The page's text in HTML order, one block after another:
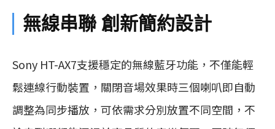
無線串聯 創新簡約設計
Sony HT-AX7支援穩定的無線藍牙功能，不僅能輕
鬆連線行動裝置，關閉音場效果時三個喇叭即自動
調整為同步播放，可依需求分別放置不同空間，不